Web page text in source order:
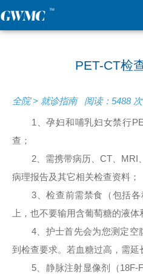
PET-CT检
全院 > 就诊指南 阅读：5488 次
1、孕妇和哺乳妇女禁行
查；
2、需携带病历、CT、MRI
病理报告及其它相关检查资料；
3、检查前需禁食（包括
上，也不要输用含葡萄糖的液体
4、护士首先会为您测定空
到检查要求。若血糖过高，需延
5、静脉注射显像剂（18F-